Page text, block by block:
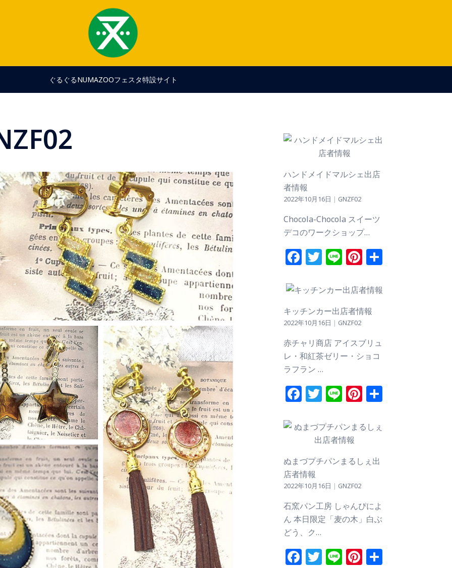
ぐるぐるNUMAZOOフェスタ特設サイト
ハンドメイドマルシェ出店
者情報
2022年10月16日 | GNZF02
Chocola-Chocola スイーツ
デコのワークショップ…
Facebook
Twitter
LinePinterest
共
キッチンカー出店者情報
2022年10月16日 | GNZF02
赤チャリ商店 アイスブリュ
レ・和紅茶ゼリー・ショコ
ラフラン …
Facebook
Twitter
LinePinterest
共
ぬまづプチパンまるしぇ出
店者情報
2022年10月16日 | GNZF02
石窯パン工房 しゃんぴによ
ん 本日限定「麦の木」白ぶ
どう、ク…
Facebook
Twitter
LinePinterest
共